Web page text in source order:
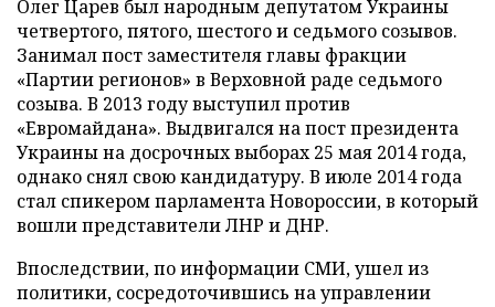
Олег Царев был народным депутатом Украины
четвертого, пятого, шестого и седьмого созывов.
Занимал пост заместителя главы фракции
«Партии регионов» в Верховной раде седьмого
созыва. В 2013 году выступил против
«Евромайдана». Выдвигался на пост президента
Украины на досрочных выборах 25 мая 2014 года,
однако снял свою кандидатуру. В июле 2014 года
стал спикером парламента Новороссии, в который
вошли представители ЛНР и ДНР.
Впоследствии, по информации СМИ, ушел из
политики, сосредоточившись на управлении